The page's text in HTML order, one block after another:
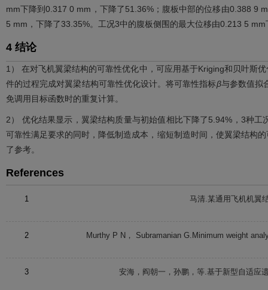
mm下降到0.317 0 mm，下降了51.36%；腹板中部的位移由0.388 9
5 mm，下降了33.35%。工况3中的腹板侧围的最大位移由0.213 5
4 结论
1） 在对飞机翼梁结构的可靠性优化中，可应用基于Kriging和贝叶斯
件的过程完成对翼梁结构可靠性优化设计。将可靠性指标β与参数值拟
免调用目标函数时的重复计算。
2） 优化结果显示，翼梁结构质量与初始值相比下降了5.94%，3种
可靠性满足要求的同时，降低制造成本，缩短制造时间，使翼梁结构
了参考。
References
1 马清.某通用飞机机翼
2 Murthy P N ， Subramanian G.Minimum weight
3 安海，阎朝一，孙鹏，等.基于新型自适应